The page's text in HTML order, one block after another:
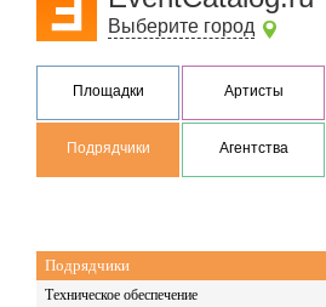
Выберите город
Площадки Артисты
Подрядчики Агентства
Подрядчики
Техническое обеспечение